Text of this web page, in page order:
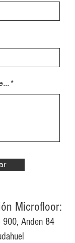
Microfloor:
900, Anden 84